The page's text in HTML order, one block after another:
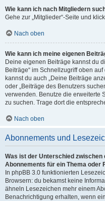
Wie kann ich nach Mitgliedern
Gehe zur „Mitglieder“-Seite und
Nach oben
Wie kann ich meine eigenen
Deine eigenen Beiträge kannst du
Beiträge“ im Schnellzugriff oben
kannst du auch „Deine Beiträge
oder „Beiträge des Benutzers
verwenden. Benutze die erweiterte
zu suchen. Trage dort die
Nach oben
Abonnements und
Was ist der Unterschied zwischen
Abonnements für ein Thema oder
In phpBB 3.0 funktionierten
Browsern: du bekamst keine
ähneln Lesezeichen mehr einem
Benachrichtigung erhalten, wenn